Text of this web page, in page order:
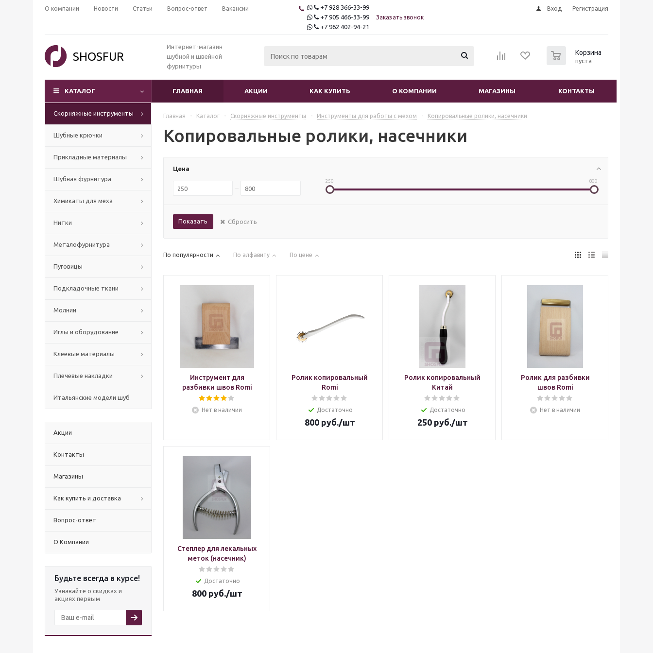
О компании Новости Статьи Вопрос-ответ Вакансии
+7 928 366-33-99
+7 905 466-33-99
+7 962 402-94-21
Заказать звонок
Вход Регистрация
SHOSFUR
Интернет-магазин
шубной и швейной
фурнитуры
Корзина
пуста
КАТАЛОГ ГЛАВНАЯ АКЦИИ КАК КУПИТЬ О КОМПАНИИ МАГАЗИНЫ КОНТАКТЫ
Скорняжные инструменты
Шубные крючки
Прикладные материалы
Шубная фурнитура
Химикаты для меха
Нитки
Mеталофурнитура
Пуговицы
Подкладочные ткани
Молнии
Иглы и оборудование
Клеевые материалы
Плечевые накладки
Итальянские модели шуб
Акции
Контакты
Магазины
Как купить и доставка
Вопрос-ответ
О Компании
Будьте всегда в курсе!
Узнавайте о скидках и
акциях первым
Главная - Каталог - Скорняжные инструменты - Инструменты для работы с мехом - Копировальные ролики, насечники
Копировальные ролики, насечники
Цена
250 800
Показать Сбросить
По популярности По алфавиту По цене
Инструмент для
разбивки швов Romi
Нет в наличии
Ролик копировальный
Romi
Достаточно
800руб./шт
Ролик копировальный
Китай
Достаточно
250руб./шт
Ролик для разбивки
швов Romi
Нет в наличии
Степлер для лекальных
меток (насечник)
Достаточно
800руб./шт